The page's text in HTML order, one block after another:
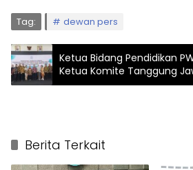
Tag: dewan pers
Ketua Bidang Pendidikan
Ketua Komite Tanggung
Platform Digital
Berita Terkait